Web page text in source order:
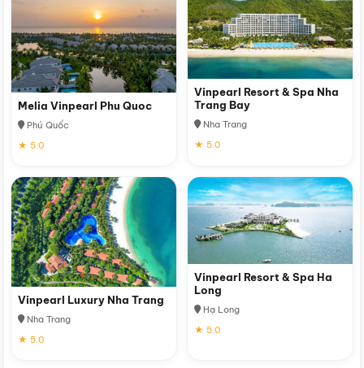
Melia Vinpearl Phu Quoc
Phú Quốc
★ 5.0
Vinpearl Resort & Spa Nha
Trang Bay
Nha Trang
★ 5.0
Vinpearl Luxury Nha Trang
Nha Trang
★ 5.0
Vinpearl Resort & Spa Ha
Long
Hạ Long
★ 5.0